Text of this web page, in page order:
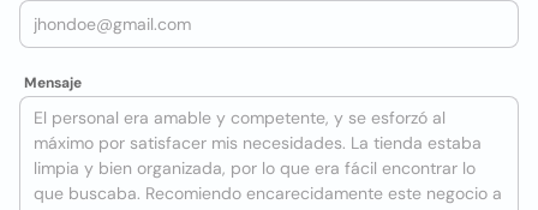
Mensaje